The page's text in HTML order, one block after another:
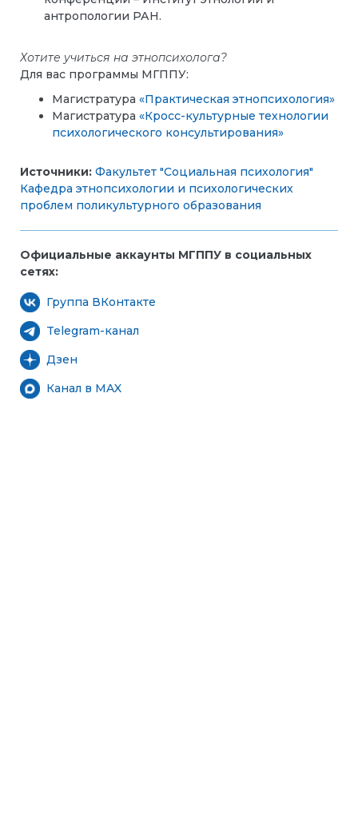
антропологии РАН.
Хотите учиться на этнопсихолога?
Для вас программы МГППУ:
Магистратура «Практическая этнопсихология»
Магистратура «Кросс-культурные технологии
психологического консультирования»
Источники: Факультет "Социальная психология"
Кафедра этнопсихологии и психологических
проблем поликультурного образования
Официальные аккаунты МГППУ в социальных
сетях:
Группа ВКонтакте
Telegram-канал
Дзен
Канал в MAX